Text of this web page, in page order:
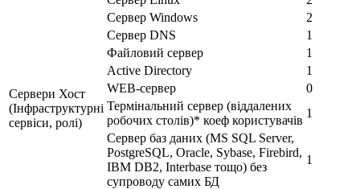
Сервери Хост
(Інфраструктурні
сервіси, ролі)
Сервер Windows
2
Сервер DNS
1
Файловий сервер
1
Active Directory
1
WEB-сервер
0
Термінальний сервер (віддалених
робочих столів)* коеф користувачів
1
Сервер баз даних (MS SQL Server,
PostgreSQL, Oracle, Sybase, Firebird,
IBM DB2, Interbase тощо) без
супроводу самих БД
1